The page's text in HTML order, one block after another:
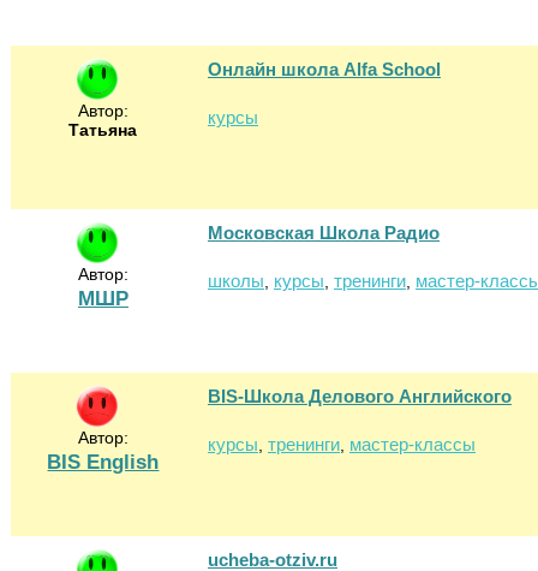
Автор:
Татьяна
Онлайн школа Alfa School
курсы
Автор:
МШР
Московская Школа Радио
школы курсы тренинги мастер-
Автор:
BIS English
BIS-Школа Делового Английского
курсы тренинги мастер-классы
ucheba-otziv.ru